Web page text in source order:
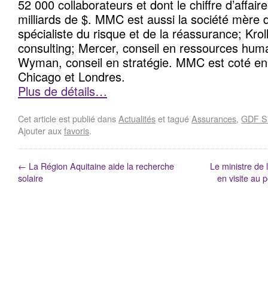
52 000 collaborateurs et dont le chiffre
milliards de $. MMC est aussi la société mère
spécialiste du risque et de la réassurance;
consulting; Mercer, conseil en ressources
Wyman, conseil en stratégie. MMC est coté
Chicago et Londres.
Plus de détails…
Cet article est publié dansActualitéset taguéAssurances, GDF
Ajouter auxfavoris.
← La Région Aquitaine aide la recherche
solaire
Le ministre de
en visite au